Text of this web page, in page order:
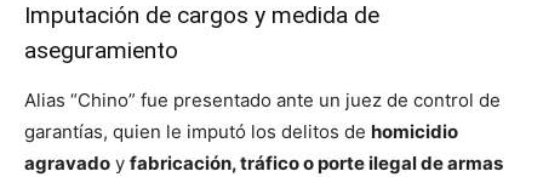
Imputación de cargos y medida de
aseguramiento
Alias “Chino” fue presentado ante un juez de control de
garantías, quien le imputó los delitos de homicidio
agravado y fabricación, tráfico o porte ilegal de armas